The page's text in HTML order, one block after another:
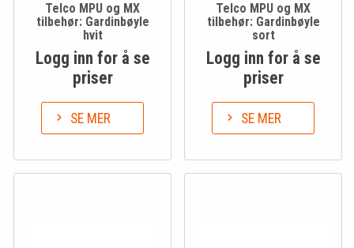
Telco MPU og MX
tilbehør: Gardinbøyle
hvit
Logg inn for å se
priser
SE MER
Telco MPU og MX
tilbehør: Gardinbøyle
sort
Logg inn for å se
priser
SE MER